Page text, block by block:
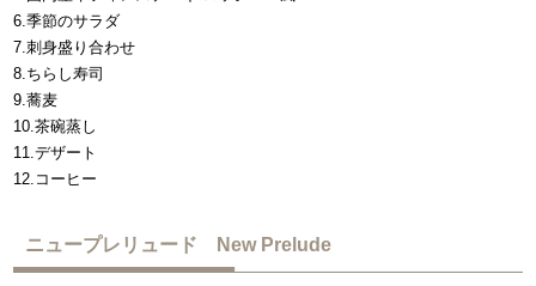
6.季節のサラダ
7.刺身盛り合わせ
8.ちらし寿司
9.蕎麦
10.茶碗蒸し
11.デザート
12.コーヒー
ニュープレリュード New Prelude